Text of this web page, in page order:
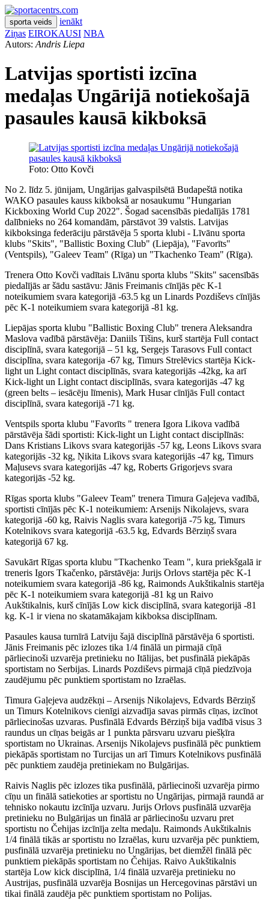
sporta veids
ienākt
Ziņas EIROKAUSI NBA
Autors: Andris Liepa
Latvijas sportisti izcīna
medaļas Ungārijā notiekošajā
pasaules kausā kikboksā
Foto: Otto Kovči
No 2. līdz 5. jūnijam, Ungārijas galvaspilsētā Budapeštā notika
WAKO pasaules kauss kikboksā ar nosaukumu "Hungarian
Kickboxing World Cup 2022". Šogad sacensībās piedalījās 1781
dalībnieks no 264 komandām, pārstāvot 39 valstis. Latvijas
kikboksinga federāciju pārstāvēja 5 sporta klubi - Līvānu sporta
klubs "Skits", "Ballistic Boxing Club" (Liepāja), "Favorīts"
(Ventspils), "Galeev Team" (Rīga) un "Tkachenko Team" (Rīga).
Trenera Otto Kovči vadītais Līvānu sporta klubs "Skits" sacensībās
piedalījās ar šādu sastāvu: Jānis Freimanis cīnījās pēc K-1
noteikumiem svara kategorijā -63.5 kg un Linards Pozdiševs cīnījās
pēc K-1 noteikumiem svara kategorijā -81 kg.
Liepājas sporta klubu "Ballistic Boxing Club" trenera Aleksandra
Maslova vadībā pārstāvēja: Daniils Tišins, kurš startēja Full contact
disciplīnā, svara kategorijā – 51 kg, Sergejs Tarasovs Full contact
disciplīna, svara kategorija -67 kg, Timurs Strelēvics startēja Kick-
light un Light contact disciplīnās, svara kategorijās -42kg, ka arī
Kick-light un Light contact disciplīnās, svara kategorijās -47 kg
(green belts – iesācēju līmenis), Mark Husar cīnījās Full contact
disciplīnā, svara kategorijā -71 kg.
Ventspils sporta klubu "Favorīts " trenera Igora Likova vadībā
pārstāvēja šādi sportisti: Kick-light un Light contact disciplīnās:
Dans Kristians Likovs svara kategorijās -57 kg, Leons Likovs svara
kategorijās -32 kg, Ņikita Likovs svara kategorijās -47 kg, Timurs
Maļusevs svara kategorijās -47 kg, Roberts Grigorjevs svara
kategorijās -52 kg.
Rīgas sporta klubs "Galeev Team" trenera Timura Gaļejeva vadībā,
sportisti cīnījās pēc K-1 noteikumiem: Arsenijs Nikolajevs, svara
kategorijā -60 kg, Raivis Naglis svara kategorijā -75 kg, Timurs
Kotelnikovs svara kategorijā -63.5 kg, Edvards Bērziņš svara
kategorijā 67 kg.
Savukārt Rīgas sporta klubu "Tkachenko Team ", kura priekšgalā ir
treneris Igors Tkačenko, pārstāvēja: Jurijs Orlovs startēja pēc K-1
noteikumiem svara kategorijā -86 kg, Raimonds Aukštikalnis startēja
pēc K-1 noteikumiem svara kategorijā -81 kg un Raivo
Aukštikalnis, kurš cīnījās Low kick disciplīnā, svara kategorijā -81
kg. K-1 ir viena no skatamākajam kikboksa disciplīnam.
Pasaules kausa turnīrā Latviju šajā disciplīnā pārstāvēja 6 sportisti.
Jānis Freimanis pēc izlozes tika 1/4 finālā un pirmajā cīņā
pārliecinoši uzvarēja pretinieku no Itālijas, bet pusfinālā piekāpās
sportistam no Serbijas. Linards Pozdiševs pirmajā cīņā piedzīvoja
zaudējumu pēc punktiem sportistam no Izraēlas.
Timura Gaļejeva audzēkņi – Arsenijs Nikolajevs, Edvards Bērziņš
un Timurs Kotelnikovs cienīgi aizvadīja savas pirmās cīņas, izcīnot
pārliecinošas uzvaras. Pusfinālā Edvards Bērziņš bija vadībā visus 3
raundus un cīņas beigās ar 1 punkta pārsvaru uzvaru piešķīra
sportistam no Ukrainas. Arsenijs Nikolajevs pusfinālā pēc punktiem
piekāpās sportistam no Turcijas un arī Timurs Kotelnikovs pusfinālā
pēc punktiem zaudēja pretiniekam no Bulgārijas.
Raivis Naglis pēc izlozes tika pusfinālā, pārliecinoši uzvarēja pirmo
cīņu un finālā satiekoties ar sportistu no Ungārijas, pirmajā raundā ar
tehnisko nokautu izcīnīja uzvaru. Jurijs Orlovs pusfinālā uzvarēja
pretinieku no Bulgārijas un finālā ar pārliecinošu uzvaru pret
sportistu no Čehijas izcīnīja zelta medaļu. Raimonds Aukštikalnis
1/4 finālā tikās ar sportistu no Izraēlas, kuru uzvarēja pēc punktiem,
pusfinālā uzvarēja pretinieku no Ungārijas, bet diemžēl finālā pēc
punktiem piekāpās sportistam no Čehijas. Raivo Aukštikalnis
startēja Low kick disciplīnā, 1/4 finālā uzvarēja pretinieku no
Austrijas, pusfinālā uzvarēja Bosnijas un Hercegovinas pārstāvi un
tikai finālā zaudēja pēc punktiem sportistam no Polijas.